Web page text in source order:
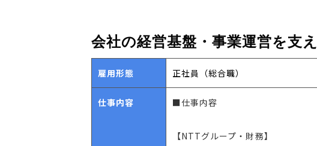
会社の経営基盤・事業運営を支
雇用形態 正社員（総合職）
仕事内容 ■仕事内容
【NTTグループ・財務】